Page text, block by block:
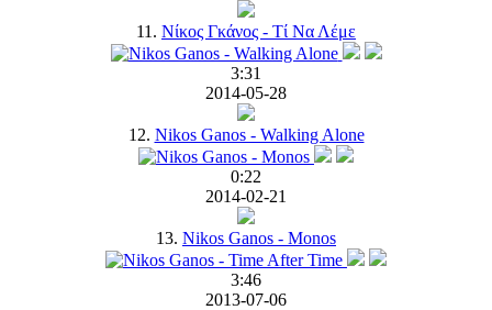
11. Νίκος Γκάνος - Τί Να Λέμε
3:31
2014-05-28
12. Nikos Ganos - Walking Alone
0:22
2014-02-21
13. Nikos Ganos - Monos
3:46
2013-07-06